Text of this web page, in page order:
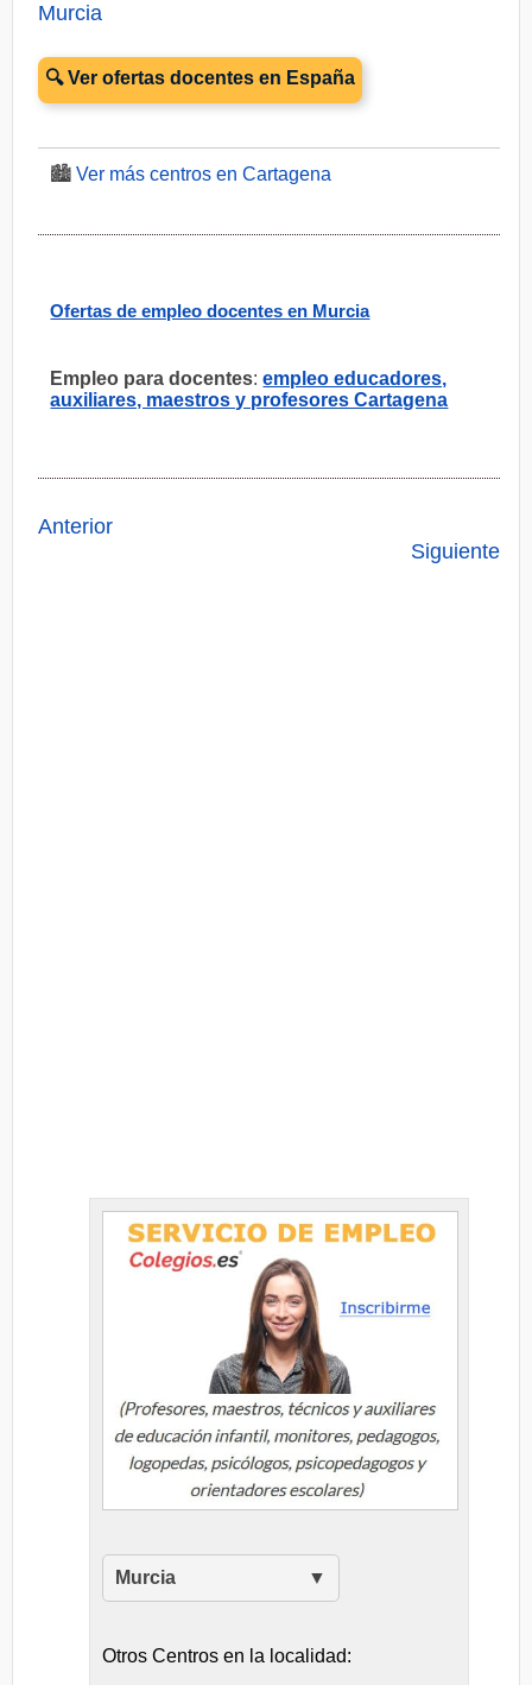
Murcia
🔍 Ver ofertas docentes en España
🏙️Ver más centros en Cartagena
Ofertas de empleo docentes en Murcia
Empleo para docentes:empleo educadores,
auxiliares, maestros y profesores Cartagena
Anterior
Siguiente
Murcia
Otros Centros en la localidad: